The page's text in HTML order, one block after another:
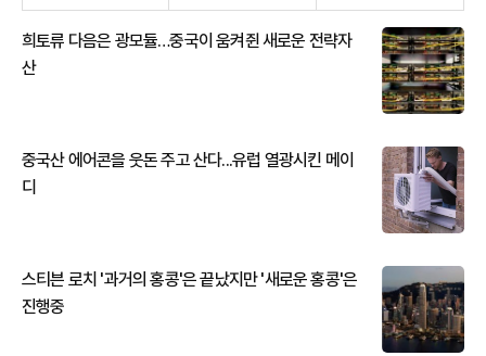
희토류 다음은 광모듈…중국이 움켜쥔 새로운 전략자
산
중국산 에어콘을 웃돈 주고 산다...유럽 열광시킨 메이
디
스티븐 로치 '과거의 홍콩'은 끝났지만 '새로운 홍콩'은
진행중